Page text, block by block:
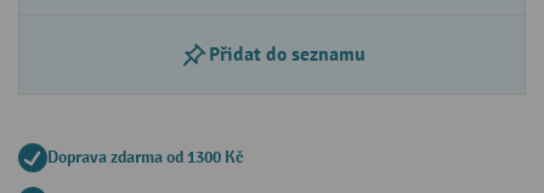
Přidat do seznamu
Doprava zdarma od 1300 Kč